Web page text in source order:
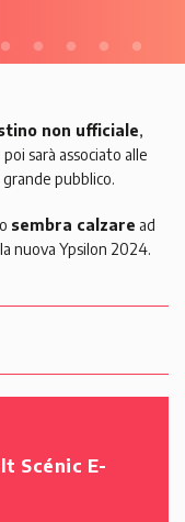
non ufficiale,
sarà associato alle
pubblico.
sembra calzare ad
nuova Ypsilon 2024.
Scénic E-